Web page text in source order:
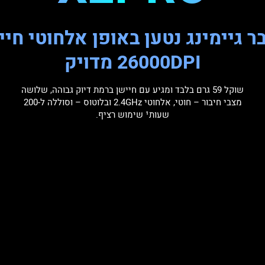
גיימינג נטען באופן אלחוטי
26000DPI מדויק
שוקל 59 גרם בלבד ומגיע עם חיישן ברמת דיוק גבוהה, שלושה
מצבי חיבור – חוטי, אלחוטי 2.4GHz ובלוטוס – וסוללה ל-200
שעות¹ שימוש רציף.